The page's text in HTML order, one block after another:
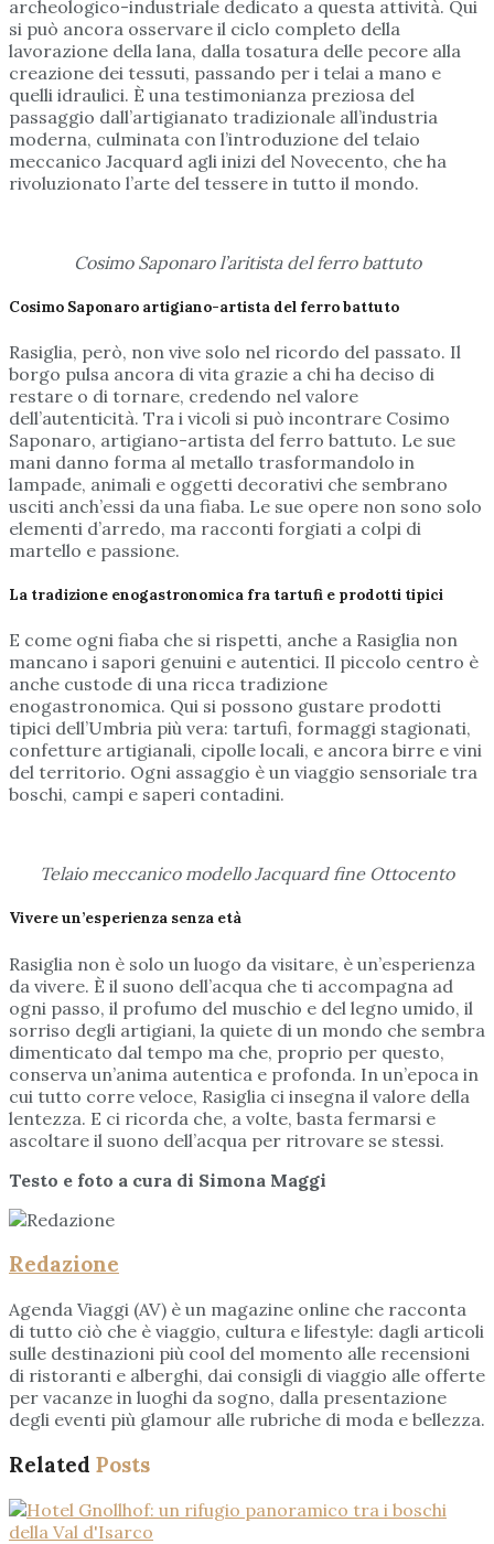
archeologico-industriale dedicato a questa attività. Qui
si può ancora osservare il ciclo completo della
lavorazione della lana, dalla tosatura delle pecore alla
creazione dei tessuti, passando per i telai a mano e
quelli idraulici. È una testimonianza preziosa del
passaggio dall’artigianato tradizionale all’industria
moderna, culminata con l’introduzione del telaio
meccanico Jacquard agli inizi del Novecento, che ha
rivoluzionato l’arte del tessere in tutto il mondo.
Cosimo Saponaro l’aritista del ferro battuto
Cosimo Saponaro artigiano-artista del ferro battuto
Rasiglia, però, non vive solo nel ricordo del passato. Il
borgo pulsa ancora di vita grazie a chi ha deciso di
restare o di tornare, credendo nel valore
dell’autenticità. Tra i vicoli si può incontrare Cosimo
Saponaro, artigiano-artista del ferro battuto. Le sue
mani danno forma al metallo trasformandolo in
lampade, animali e oggetti decorativi che sembrano
usciti anch’essi da una fiaba. Le sue opere non sono solo
elementi d’arredo, ma racconti forgiati a colpi di
martello e passione.
La tradizione enogastronomica fra tartufi e prodotti tipici
E come ogni fiaba che si rispetti, anche a Rasiglia non
mancano i sapori genuini e autentici. Il piccolo centro è
anche custode di una ricca tradizione
enogastronomica. Qui si possono gustare prodotti
tipici dell’Umbria più vera: tartufi, formaggi stagionati,
confetture artigianali, cipolle locali, e ancora birre e vini
del territorio. Ogni assaggio è un viaggio sensoriale tra
boschi, campi e saperi contadini.
Telaio meccanico modello Jacquard fine Ottocento
Vivere un’esperienza senza età
Rasiglia non è solo un luogo da visitare, è un’esperienza
da vivere. È il suono dell’acqua che ti accompagna ad
ogni passo, il profumo del muschio e del legno umido, il
sorriso degli artigiani, la quiete di un mondo che sembra
dimenticato dal tempo ma che, proprio per questo,
conserva un’anima autentica e profonda. In un’epoca in
cui tutto corre veloce, Rasiglia ci insegna il valore della
lentezza. E ci ricorda che, a volte, basta fermarsi e
ascoltare il suono dell’acqua per ritrovare se stessi.
Testo e foto a cura di Simona Maggi
Redazione
Agenda Viaggi (AV) è un magazine online che racconta
di tutto ciò che è viaggio, cultura e lifestyle: dagli articoli
sulle destinazioni più cool del momento alle recensioni
di ristoranti e alberghi, dai consigli di viaggio alle offerte
per vacanze in luoghi da sogno, dalla presentazione
degli eventi più glamour alle rubriche di moda e bellezza.
Related Posts